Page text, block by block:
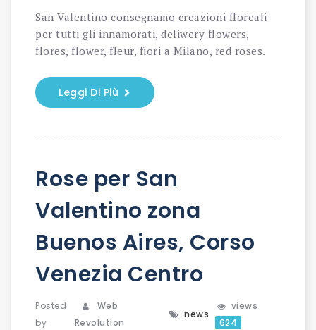
San Valentino consegnamo creazioni floreali
per tutti gli innamorati, deliwery flowers,
flores, flower, fleur, fiori a Milano, red roses.
Leggi Di Più
Rose per San
Valentino zona
Buenos Aires, Corso
Venezia Centro
Posted
by
Web
Revolution
news
views
624